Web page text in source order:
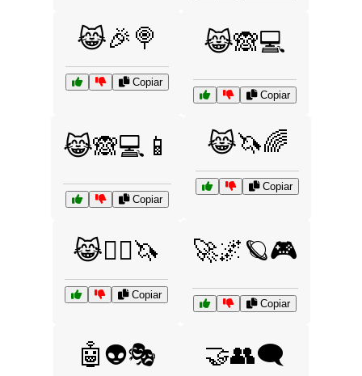
😹🎉🍭
Copiar
😹🙈💻
Copiar
😹🙈💻📱
Copiar
😹🦄🌈
Copiar
😹🧙‍♂️🦄
Copiar
🚀🌌🪐🎮
Copiar
🤖👽🎭 🤝👥🗨️